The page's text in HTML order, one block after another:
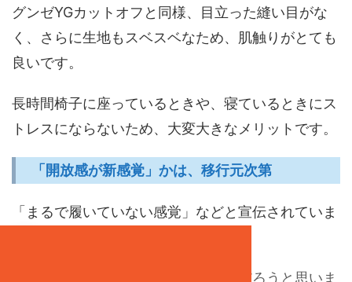
グンゼYGカットオフと同様、目立った縫い目がな
く、さらに生地もスベスベなため、肌触りがとても
良いです。
長時間椅子に座っているときや、寝ているときにス
トレスにならないため、大変大きなメリットです。
「開放感が新感覚」かは、移行元次第
「まるで履いていない感覚」などと宣伝されていま
たしかに、そのような感覚になるのだろうと思いま